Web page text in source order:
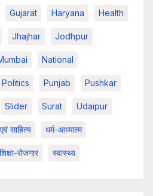
Gujarat Haryana Health
Jhajhar Jodhpur
National
Politics Punjab Pushkar
Slider Surat Udaipur
साहित्य धर्म-आध्यात्म
शिक्षा-रोजगार स्वास्थ्य